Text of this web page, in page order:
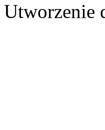
Utworzenie